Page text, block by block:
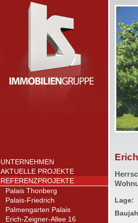
UNTERNEHMEN
AKTUELLE PROJEKTE
REFERENZPROJEKTE
Palais Thonberg
Palais-Friedrich
Palmengarten Palais
Erich-Zeigner-Allee 16
Lage: